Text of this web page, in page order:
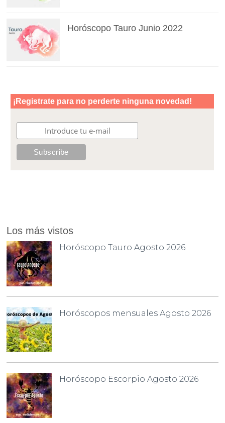
Horóscopo Tauro Junio 2022
Los más vistos
Horóscopo Tauro Agosto 2026
Horóscopos mensuales Agosto 2026
Horóscopo Escorpio Agosto 2026